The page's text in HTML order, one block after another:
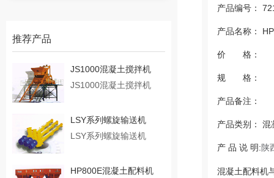
推荐产品
JS1000混凝土搅拌机
JS1000混凝土搅拌机
LSY系列螺旋输送机
LSY系列螺旋输送机
HP800E混凝土配料机
产品编号：
产品名称：
价 格：
规 格：
产品备注：
产品类别： 混
产 品 说 明: 陕
混凝土配料机